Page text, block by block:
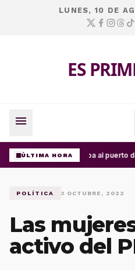
LUNES, 10 DE
ES
menu
ÚLTIMA HORA Arriba al puerto
POLÍTICA 3 OCTUBRE, 2022
Las
activo del